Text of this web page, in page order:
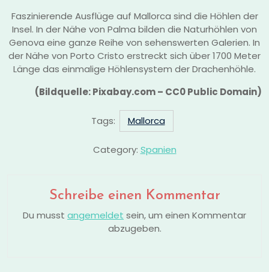
Faszinierende Ausflüge auf Mallorca sind die Höhlen der
Insel. In der Nähe von Palma bilden die Naturhöhlen von
Genova eine ganze Reihe von sehenswerten Galerien. In
der Nähe von Porto Cristo erstreckt sich über 1700 Meter
Länge das einmalige Höhlensystem der Drachenhöhle.
(Bildquelle: Pixabay.com – CC0 Public Domain)
Tags: Mallorca
Category: Spanien
Schreibe einen Kommentar
Du musst angemeldet sein, um einen Kommentar
abzugeben.